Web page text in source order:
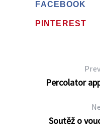
FACEBOOK
PINTEREST
Percolator
Soutěž o